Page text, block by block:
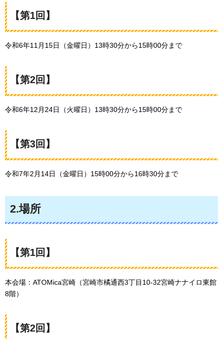
【第1回】
令和6年11月15日（金曜日）13時30分から15時00分まで
【第2回】
令和6年12月24日（火曜日）13時30分から15時00分まで
【第3回】
令和7年2月14日（金曜日）15時00分から16時30分まで
2.場所
【第1回】
本会場：ATOMica宮崎（宮崎市橘通西3丁目10-32宮崎ナナイロ東館
8階）
【第2回】